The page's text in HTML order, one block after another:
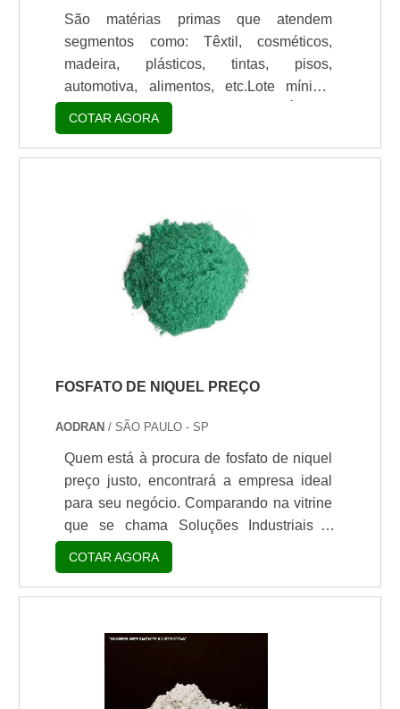
São matérias primas que atendem
segmentos como: Têxtil, cosméticos,
madeira, plásticos, tintas, pisos,
automotiva, alimentos, etc.Lote mínimo
de: 1 embalagem - 20kgAplicaçõesÀ base
de Atapulgita Mineral, os espessantes
inorgânicos ComGel podem ser aplicados
sem solvente. As principais aplicações
dos espessantes desse tipo inorgânico
são em tintas e revestimentos, adesivos,
produtos farmacêuticos e
cosméticosTipos d.
COTAR AGORA
FOSFATO DE NIQUEL PREÇO
AODRAN / SÃO PAULO - SP
Quem está à procura de fosfato de niquel
preço justo, encontrará a empresa ideal
para seu negócio. Comparando na vitrine
que se chama Soluções Industriais e
conhecendo a maior referência no
mercado em seu próprio segmento.É
importante lembrar que o produto deve
especializadas no segmento. Esse tipo de
durabilidade dos materiais, além de evitar
prejuízos com substituições frequentes de
COTAR AGORA